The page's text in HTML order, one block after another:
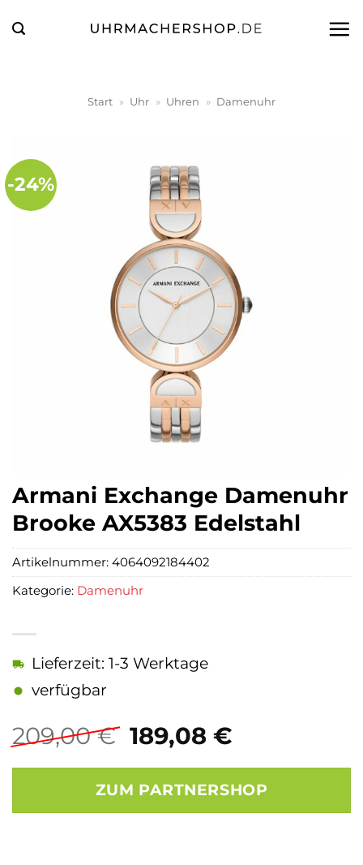
Inhalt
Start » Uhr » Uhren » Damenuhr
-24%
Armani Exchange Damenuhr
Brooke AX5383 Edelstahl
209,00€ Ursprünglicher
Preis
war:
209,00 €
189,08 €Aktueller
ist:
189,08 €.
Lieferzeit: 1-3 Werktage
verfügbar
ZUM PARTNERSHOP
Artikelnummer: 4064092184402
Kategorie: Damenuhr